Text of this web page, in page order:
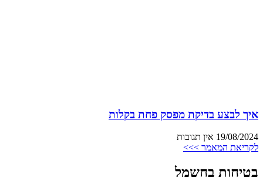
איך לבצע בדיקת מפסק פחת בקלות
19/08/2024 אין תגובות
לקריאת המאמר >>>
בטיחות בחשמל